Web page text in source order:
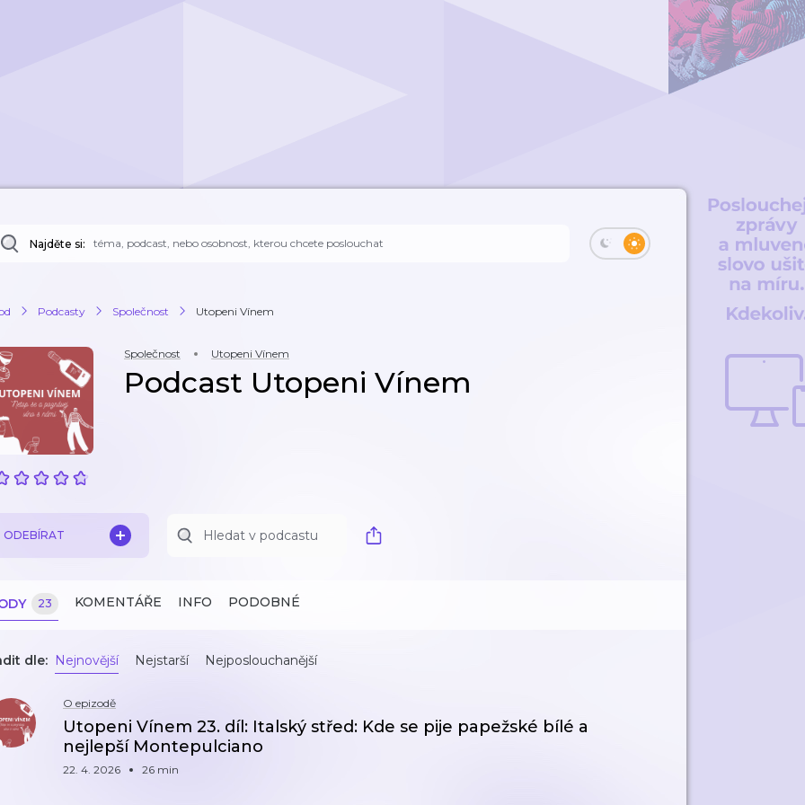
Najděte si:
Podcasty Společnost Utopeni Vínem
Společnost Utopeni Vínem
Podcast Utopeni Vínem
ODEBÍRAT
23 KOMENTÁŘE INFO PODOBNÉ
dle: Nejnovější Nejstarší Nejposlouchanější
O epizodě
Utopeni Vínem 23. díl: Italský střed: Kde se pije papežské bílé a
nejlepší Montepulciano
22. 4. 2026 26 min